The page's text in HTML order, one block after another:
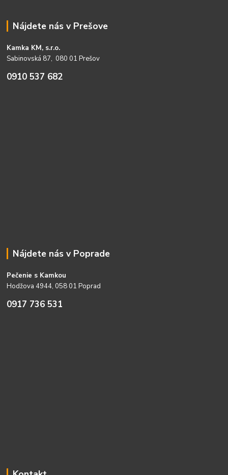
Nájdete nás v Prešove
Kamka KM, s.r.o.
Sabinovská 87, 080 01 Prešov
0910 537 682
Nájdete nás v Poprade
Pečenie s Kamkou
Hodžova 4944, 058 01 Poprad
0917 736 531